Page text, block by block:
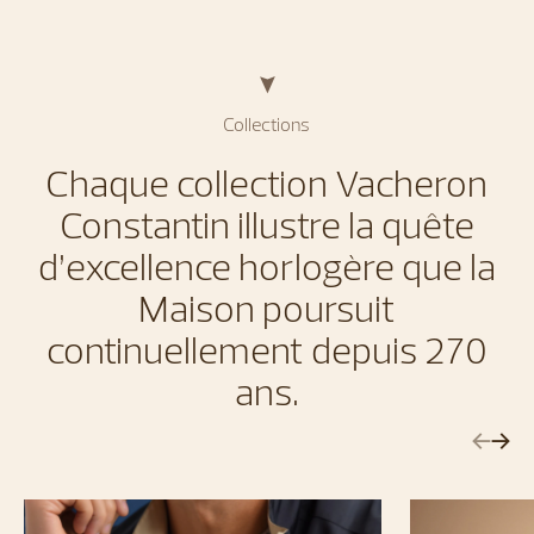
Collections
Chaque collection Vacheron
Constantin illustre la quête
d’excellence horlogère que la
Maison poursuit
continuellement depuis 270
ans.